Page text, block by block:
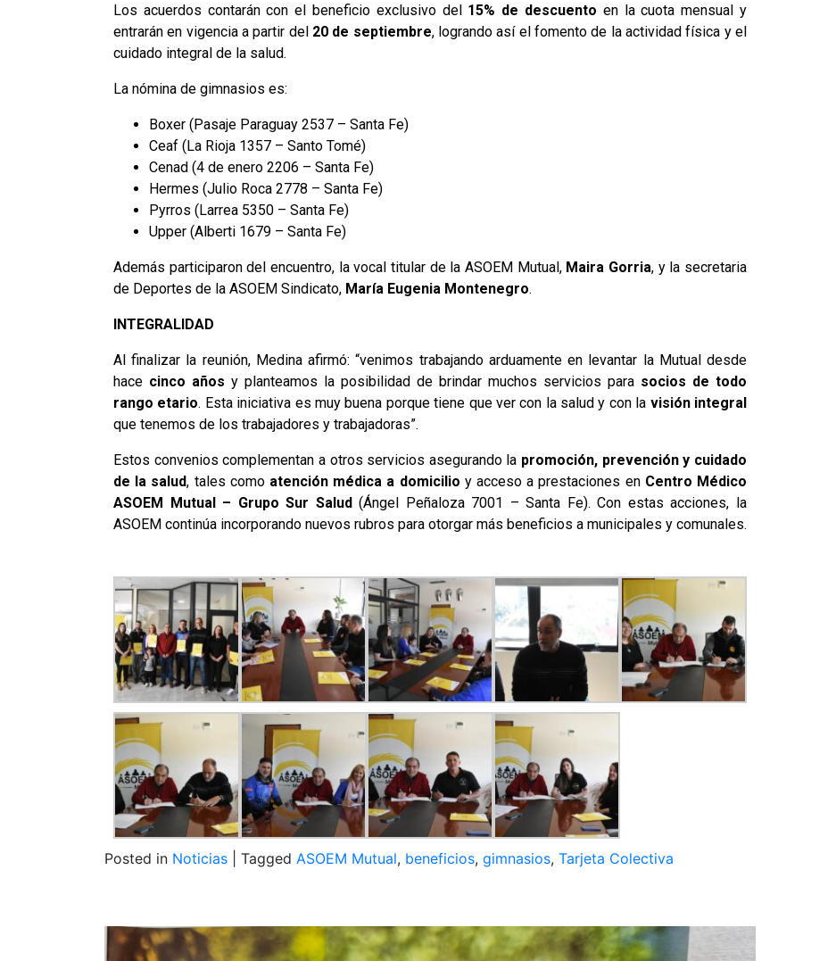
Los acuerdos contarán con el beneficio exclusivo del 15% de descuento en la cuota mensual y
entrarán en vigencia a partir del 20 de septiembre, logrando así el fomento de la actividad física y el
cuidado integral de la salud.
La nómina de gimnasios es:
Boxer (Pasaje Paraguay 2537 – Santa Fe)
Ceaf (La Rioja 1357 – Santo Tomé)
Cenad (4 de enero 2206 – Santa Fe)
Hermes (Julio Roca 2778 – Santa Fe)
Pyrros (Larrea 5350 – Santa Fe)
Upper (Alberti 1679 – Santa Fe)
Además participaron del encuentro, la vocal titular de la ASOEM Mutual, Maira Gorria, y la secretaria
de Deportes de la ASOEM Sindicato, María Eugenia Montenegro.
INTEGRALIDAD
Al finalizar la reunión, Medina afirmó: “venimos trabajando arduamente en levantar la Mutual desde
hace cinco años y planteamos la posibilidad de brindar muchos servicios para socios de todo
rango etario. Esta iniciativa es muy buena porque tiene que ver con la salud y con la visión integral
que tenemos de los trabajadores y trabajadoras”.
Estos convenios complementan a otros servicios asegurando la promoción, prevención y cuidado
de la salud, tales como atención médica a domicilio y acceso a prestaciones en Centro Médico
ASOEM Mutual – Grupo Sur Salud(Ángel Peñaloza 7001 – Santa Fe). Con estas acciones, la
ASOEM continúa incorporando nuevos rubros para otorgar más beneficios a municipales y comunales.
Posted in Noticias Tagged ASOEM Mutual, beneficios, gimnasios, Tarjeta Colectiva